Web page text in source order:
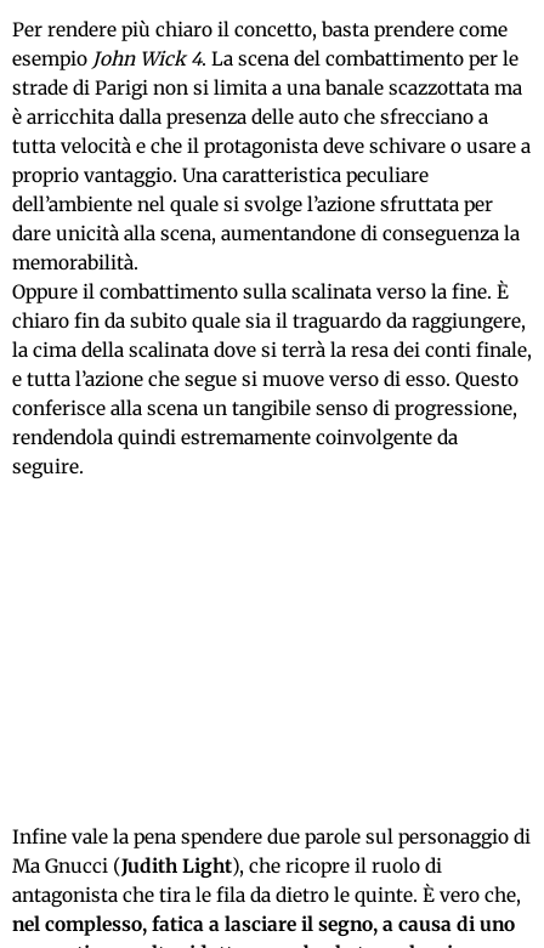
Per rendere più chiaro il concetto, basta prendere come
esempio John Wick 4. La scena del combattimento per le
strade di Parigi non si limita a una banale scazzottata ma
è arricchita dalla presenza delle auto che sfrecciano a
tutta velocità e che il protagonista deve schivare o usare a
proprio vantaggio. Una caratteristica peculiare
dell’ambiente nel quale si svolge l’azione sfruttata per
dare unicità alla scena, aumentandone di conseguenza la
memorabilità.
Oppure il combattimento sulla scalinata verso la fine. È
chiaro fin da subito quale sia il traguardo da raggiungere,
la cima della scalinata dove si terrà la resa dei conti finale,
e tutta l’azione che segue si muove verso di esso. Questo
conferisce alla scena un tangibile senso di progressione,
rendendola quindi estremamente coinvolgente da
seguire.
Infine vale la pena spendere due parole sul personaggio di
Ma Gnucci (Judith Light), che ricopre il ruolo di
antagonista che tira le fila da dietro le quinte. È vero che,
nel complesso, fatica a lasciare il segno, a causa di uno